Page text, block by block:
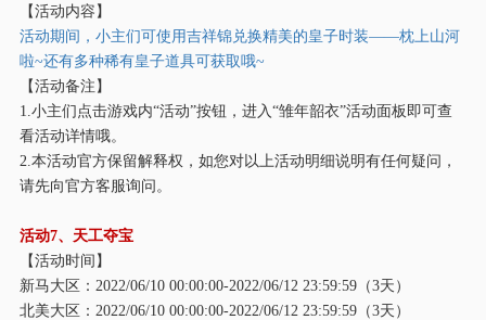
【活动内容】
活动期间，小主们可使用吉祥锦兑换精美的皇子时装——枕上山河
啦~还有多种稀有皇子道具可获取哦~
【活动备注】
1.小主们点击游戏内“活动”按钮，进入“雏年韶衣”活动面板即可查
看活动详情哦。
2.本活动官方保留解释权，如您对以上活动明细说明有任何疑问，
请先向官方客服询问。
活动7、天工夺宝
【活动时间】
新马大区： 2022/06/10 00:00:00-2022/06/12 23:59:59（3天）
北美大区： 2022/06/10 00:00:00-2022/06/12 23:59:59（3天）